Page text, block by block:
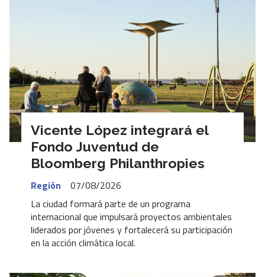
Vicente López integrará el
Fondo Juventud de
Bloomberg Philanthropies
Región
07/08/2026
La ciudad formará parte de un programa
internacional que impulsará proyectos ambientales
liderados por jóvenes y fortalecerá su participación
en la acción climática local.